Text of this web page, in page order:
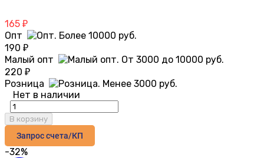
165 ₽
Опт
190 ₽
Малый опт
220 ₽
Розница
Нет в наличии
В корзину
Запрос счета/КП
-32%